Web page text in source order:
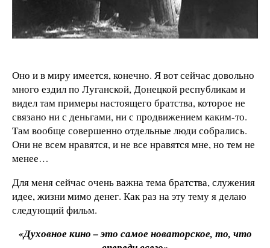
Оно и в миру имеется, конечно. Я вот сейчас довольно
много ездил по Луганской, Донецкой республикам и
видел там примеры настоящего братства, которое не
связано ни с деньгами, ни с продвижением каким-то.
Там вообще совершенно отдельные люди собрались.
Они не всем нравятся, и не все нравятся мне, но тем не
менее…
Для меня сейчас очень важна тема братства, служения
идее, жизни мимо денег. Как раз на эту тему я делаю
следующий фильм.
«Духовное кино – это самое новаторское, то, что